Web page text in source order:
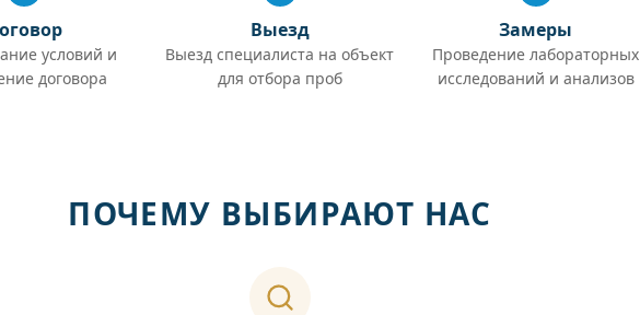
условий и
договора
Выезд
Выезд специалиста на объект
для отбора проб
Замеры
Проведение лабораторных
исследований и анализов
ПОЧЕМУ ВЫБИРАЮТ НАС